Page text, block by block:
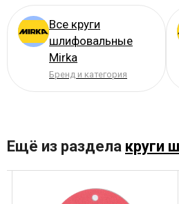
Все круги
шлифовальные
Mirka
Бренд и категория
Ещё из раздела круги